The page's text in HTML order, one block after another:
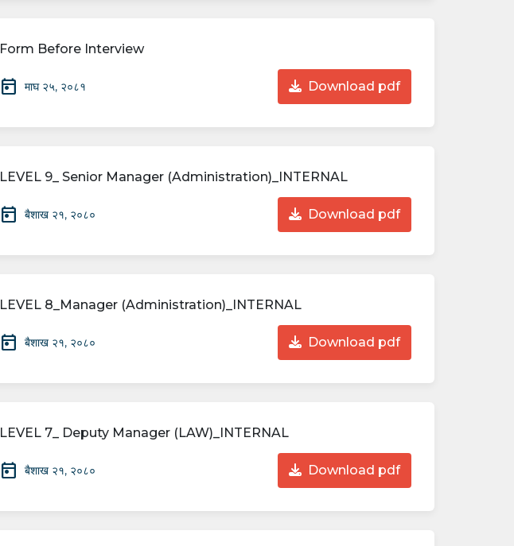
Form Before Interview
today माघ २५, २०८१ Download pdf
LEVEL 9_ Senior Manager (Administration)_INTERNAL
today बैशाख २१, २०८० Download pdf
LEVEL 8_Manager (Administration)_INTERNAL
today बैशाख २१, २०८० Download pdf
LEVEL 7_ Deputy Manager (LAW)_INTERNAL
today बैशाख २१, २०८० Download pdf